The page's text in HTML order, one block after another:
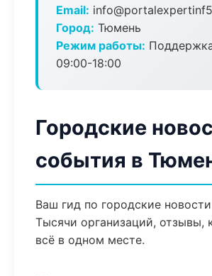
Email:
Город: Тюмень
Режим работы:
09:00-18:00
Городские
события в
Ваш гид по городские
Тысячи организаций, отзывы,
всё в одном месте.